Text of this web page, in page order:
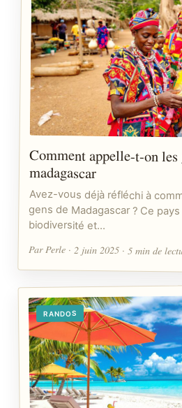
Comment appelle-t-on les
madagascar
Avez-vous déjà réfléchi à
gens de Madagascar ? Ce
biodiversité et…
Par Perle · 2 juin 2025 · 5 min de
RANDOS